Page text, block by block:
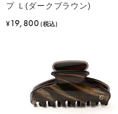
プ Ｌ(ダークブラウン)
¥ 19,800(税込)